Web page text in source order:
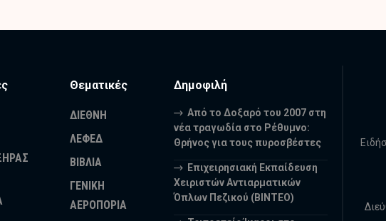
Θεματικές
ΔΙΕΘΝΗ
ΛΕΦΕΔ
ΒΙΒΛΙΑ
ΓΕΝΙΚΗ
ΑΕΡΟΠΟΡΙΑ
Δημοφιλή
Από το Δοξαρό του 2007 στη
νέα τραγωδία στο Ρέθυμνο:
Θρήνος για τους πυροσβέστες
Επιχειρησιακή Εκπαίδευση
Χειριστών Αντιαρματικών
Όπλων Πεζικού (ΒΙΝΤΕΟ)